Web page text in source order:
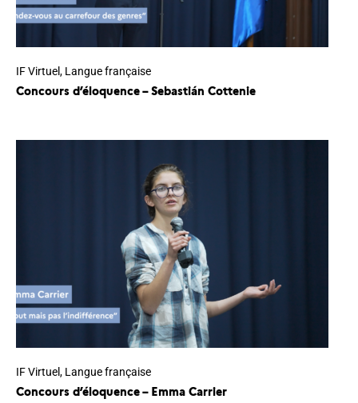
IF Virtuel, Langue française
Concours d’éloquence – Sebastián Cottenie
IF Virtuel, Langue française
Concours d’éloquence – Emma Carrier